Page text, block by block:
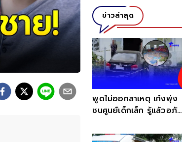
ข่าวล่าสุด
พูดไม่ออกสาเหตุ เก๋งพุ่ง
ชนศูนย์เด็กเล็ก รู้แล้วอภัย